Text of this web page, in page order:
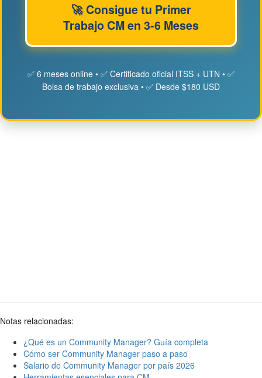
🚀 Consigue tu Primer
Trabajo CM en 3-6 Meses
✅ 6 meses online • ✅ Certificado oficial ITSS + UTN • ✅
Bolsa de trabajo exclusiva • ✅ Desde $180 USD
Notas relacionadas:
¿Qué es un Community Manager? Guía completa
Cómo ser Community Manager paso a paso
Salario de Community Manager por país 2026